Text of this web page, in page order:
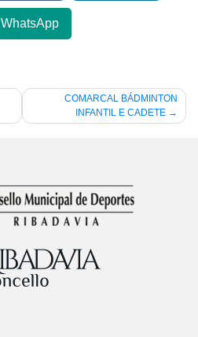
WhatsApp
COMARCAL BÁDMINTON
INFANTIL E CADETE